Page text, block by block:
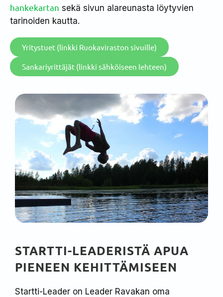
hankekartan sekä sivun alareunasta löytyvien
tarinoiden kautta.
Yritystuet (linkki Ruokaviraston sivuille)
Sankariyrittäjät (linkki sähköiseen lehteen)
STARTTI-LEADERISTÄ APUA
PIENEEN KEHITTÄMISEEN
Startti-Leader on Leader Ravakan oma